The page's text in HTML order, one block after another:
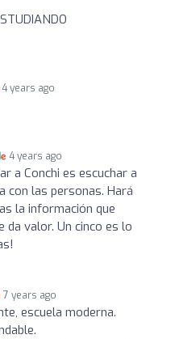
4 years ago
4 years ago
a Conchi es escuchar a
con las personas. Hará
la información que
da valor. Un cinco es lo
7 years ago
escuela moderna.